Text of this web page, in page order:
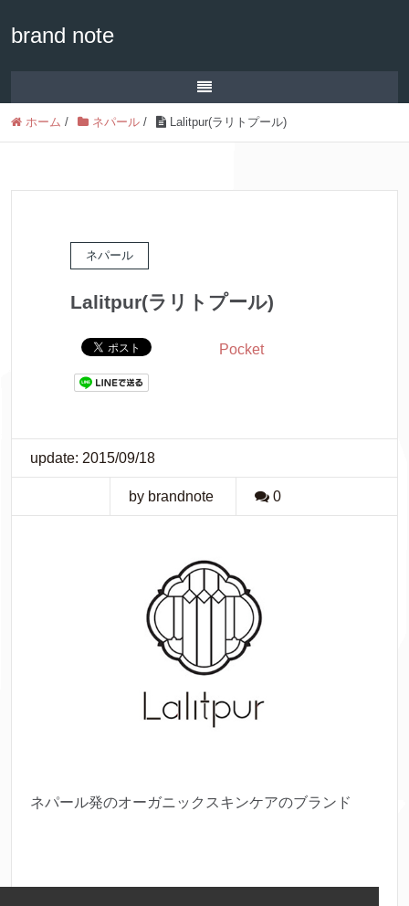
brand note
ホーム / ネパール / Lalitpur(ラリトプール)
ネパール
Lalitpur(ラリトプール)
Pocket
update: 2015/09/18
by brandnote 0
ネパール発のオーガニックスキンケアのブランド